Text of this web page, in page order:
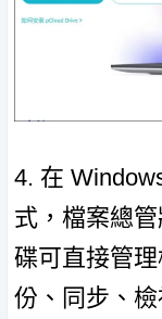
4. 在
式，檔案總
碟可直接管
份、同步、